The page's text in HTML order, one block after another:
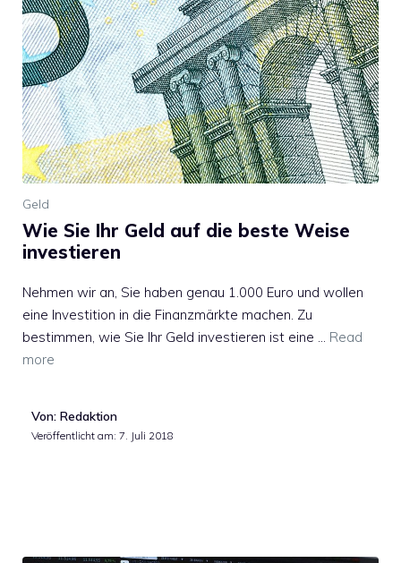
Geld
Wie Sie Ihr Geld auf die beste Weise
investieren
Nehmen wir an, Sie haben genau 1.000 Euro und wollen
eine Investition in die Finanzmärkte machen. Zu
bestimmen, wie Sie Ihr Geld investieren ist eine … Read
more
Von: Redaktion
Veröffentlicht am: 7. Juli 2018